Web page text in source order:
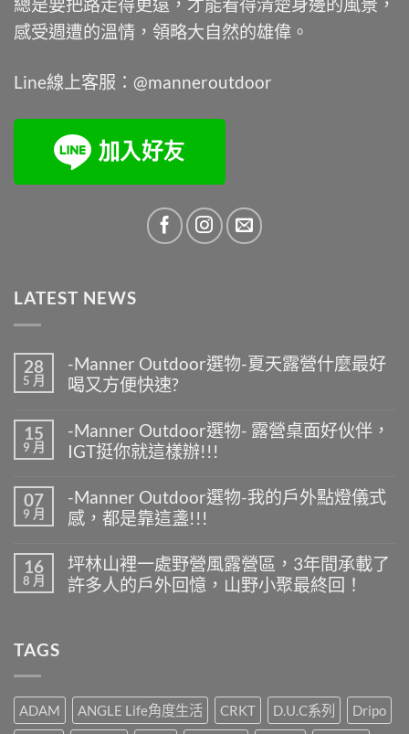
感受週遭的溫情，領略大自然的雄偉。
Line線上客服：@manneroutdoor
LATEST NEWS
28
5 月
-Manner Outdoor選物-夏天露營什麼最好
喝又方便快速?
Manner
Outdoor
夏
天
露
什
麼
最
好
中
無
留
言
15
9 月
-Manner Outdoor選物- 露營桌面好伙伴，
IGT挺你就這樣辦!!!
Manner
Outdoor
選
露
營
桌
這
無
留
言
07
9 月
-Manner Outdoor選物-我的戶外點燈儀式
感，都是靠這盞!!!
〈-
Manner
Outdoor
選
燈
式
無
留
言
16
8 月
坪林山裡一處野營風露營區，3年間承載了
許多人的戶外回憶，山野小聚最終回！
處
營
TAGS
ADAM ANGLE Life角度生活 CRKT D.U.C系列
Dripo